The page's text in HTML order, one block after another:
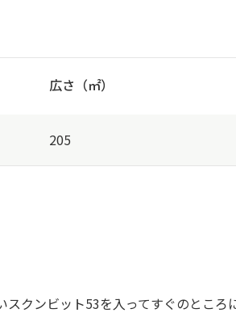
広さ（㎡）
205
クンビット53を入ってすぐのところ